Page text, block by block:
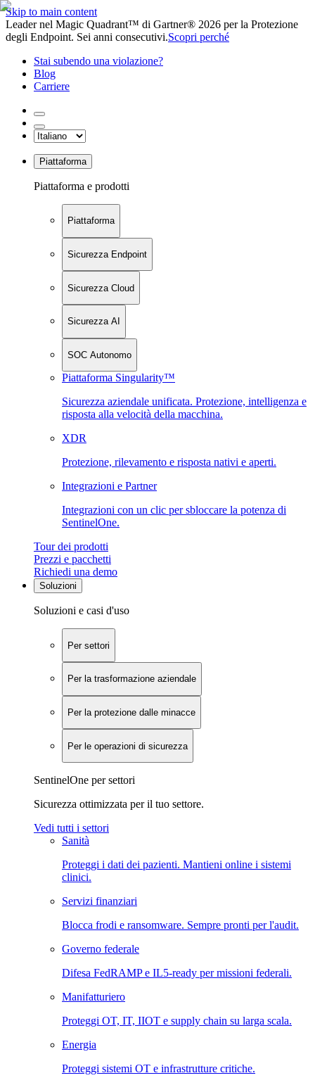
Skip to main content
Leader nel Magic Quadrant™ di Gartner® 2026 per la Protezione
degli Endpoint. Sei anni consecutivi.Scopri perché
Stai subendo una violazione?
Blog
Carriere
Piattaforma
Piattaforma e prodotti
Piattaforma
Sicurezza Endpoint
Sicurezza Cloud
Sicurezza AI
SOC Autonomo
Piattaforma Singularity™
Sicurezza aziendale unificata. Protezione, intelligenza e
risposta alla velocità della macchina.
XDR
Protezione, rilevamento e risposta nativi e aperti.
Integrazioni e Partner
Integrazioni con un clic per sbloccare la potenza di
SentinelOne.
Tour dei prodotti
Prezzi e pacchetti
Richiedi una demo
Soluzioni
Soluzioni e casi d'uso
Per settori
Per la trasformazione aziendale
Per la protezione dalle minacce
Per le operazioni di sicurezza
SentinelOne per settori
Sicurezza ottimizzata per il tuo settore.
Vedi tutti i settori
Sanità
Proteggi i dati dei pazienti. Mantieni online i sistemi
clinici.
Servizi finanziari
Blocca frodi e ransomware. Sempre pronti per l'audit.
Governo federale
Difesa FedRAMP e IL5-ready per missioni federali.
Manifatturiero
Proteggi OT, IT, IIOT e supply chain su larga scala.
Energia
Proteggi sistemi OT e infrastrutture critiche.